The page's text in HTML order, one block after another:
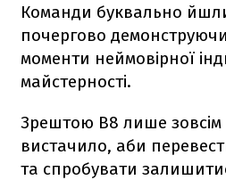
Команди буквально
почергово
моменти неймовірної
майстерності.
Зрештою B8 лише зовсім
вистачило, аби
та спробувати